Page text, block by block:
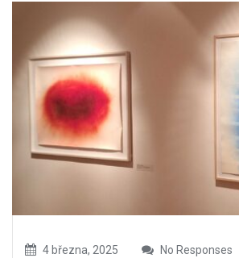
4 března, 2025 No Responses